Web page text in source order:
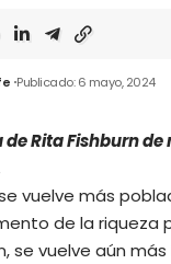
Publicado: 6 mayo, 2024
de Rita Fishburn
vuelve más
de la riqueza
se vuelve aún